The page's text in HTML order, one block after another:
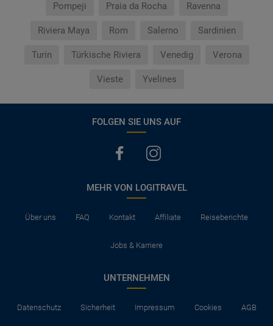
Pompeji Praia da Rocha Ravenna
Riviera Maya Rom Salerno Sardinien
Turin Türkische Riviera Venedig Verona
Vieste Yvelines
FOLGEN SIE UNS AUF
MEHR VON LOGITRAVEL
Über uns FAQ Kontakt Affiliate Reiseberichte
Jobs & Karriere
UNTERNEHMEN
Datenschutz Sicherheit Impressum Cookies AGB